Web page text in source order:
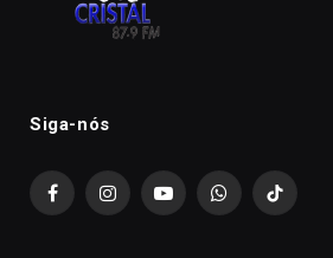
Siga-nós
FacebookInstagramYouTubeWhatsAppTikTok